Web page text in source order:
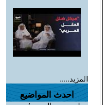
المزيد.....
احدث المواضيع